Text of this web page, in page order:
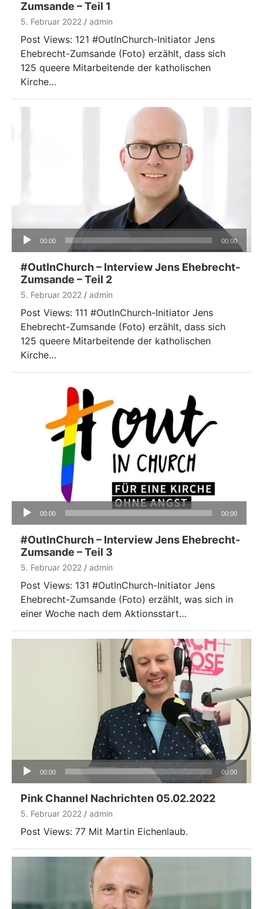
Zumsande – Teil 1
5. Februar 2022 admin
Post Views: 121 #OutInChurch-Initiator Jens
Ehebrecht-Zumsande (Foto) erzählt, dass sich
125 queere Mitarbeitende der katholischen
Kirche…
Audio-
00:00 00:00
#OutInChurch – Interview Jens Ehebrecht-
Zumsande – Teil 2
5. Februar 2022 admin
Post Views: 111 #OutInChurch-Initiator Jens
Ehebrecht-Zumsande (Foto) erzählt, dass sich
125 queere Mitarbeitende der katholischen
Kirche…
Audio-
Player
00:00 00:00
#OutInChurch – Interview Jens Ehebrecht-
Zumsande – Teil 3
5. Februar 2022 admin
Post Views: 131 #OutInChurch-Initiator Jens
Ehebrecht-Zumsande (Foto) erzählt, was sich in
einer Woche nach dem Aktionsstart…
Audio-
Player
00:00 00:00
Pink Channel Nachrichten 05.02.2022
5. Februar 2022 admin
Post Views: 77 Mit Martin Eichenlaub.